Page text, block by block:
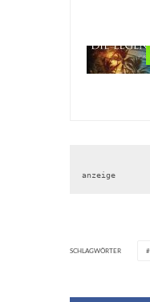
anzeige
SCHLAGWÖRTER